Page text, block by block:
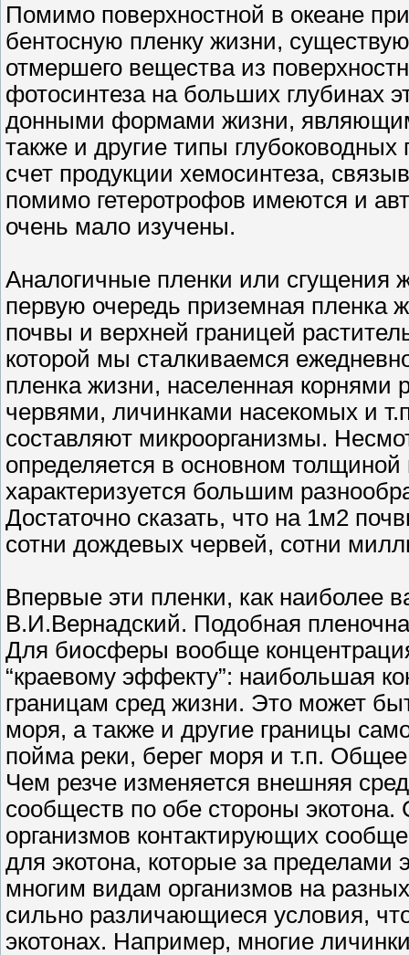
Помимо поверхностной в океане
бентосную пленку жизни,
отмершего вещества из
фотосинтеза на больших глубинах
донными формами жизни,
также и другие типы
счет продукции хемосинтеза,
помимо гетеротрофов имеются и
очень мало изучены.
Аналогичные пленки или
первую очередь приземная пленка
почвы и верхней границей
которой мы сталкиваемся
пленка жизни, населенная
червями, личинками насекомых и
составляют микроорганизмы.
определяется в основном толщиной
характеризуется большим
Достаточно сказать, что на 1м2
сотни дождевых червей, сотни
Впервые эти пленки, как наиболее
В.И.Вернадский. Подобная
Для биосферы вообще
“краевому эффекту”: наибольшая
границам сред жизни. Это может
моря, а также и другие границы
пойма реки, берег моря и т.п.
Чем резче изменяется внешняя
сообществ по обе стороны
организмов контактирующих
для экотона, которые за пределами
многим видам организмов на
сильно различающиеся условия,
экотонах. Например, многие